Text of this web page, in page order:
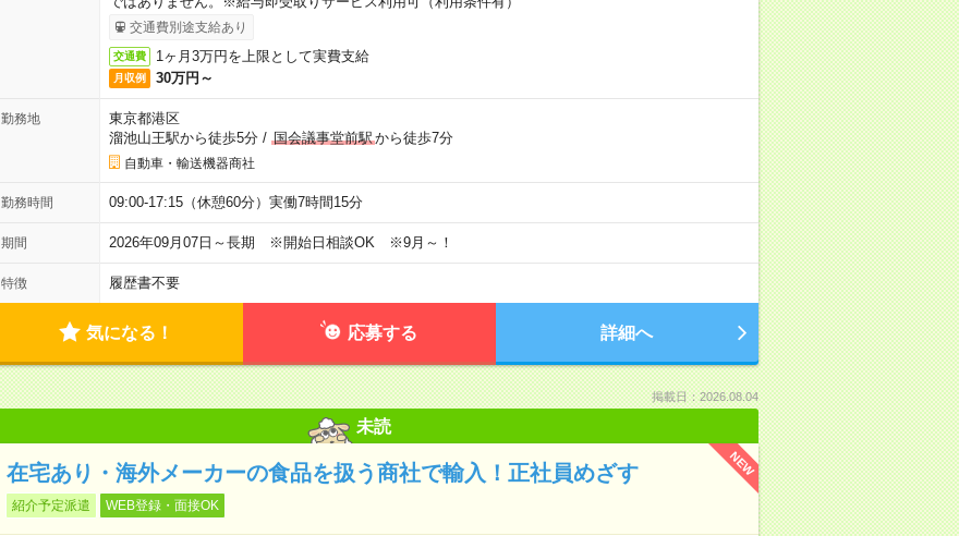
交通費別途支給あり
交通費 1ヶ月3万円を上限として実費支給
月収例 30万円～
勤務地
東京都港区
溜池山王駅から徒歩5分/ 国会議事堂前駅から徒歩7分
自動車・輸送機器商社
勤務時間 09:00-17:15（休憩60分）実働7時間15分
期間 2026年09月07日～長期 ※開始日相談OK ※9月～！
特徴 履歴書不要
気になる！ 応募する 詳細へ
掲載日：2026.08.04
未読
NEW
在宅あり・海外メーカーの食品を扱う商社で輸入！正社員めざす
紹介予定派遣 WEB登録・面接OK